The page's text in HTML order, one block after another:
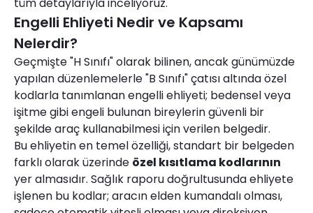
Engelli Ehliyeti Nedir ve Kapsamı
Nelerdir?
Geçmişte "H Sınıfı" olarak bilinen, ancak günümüzde
yapılan düzenlemelerle "B Sınıfı" çatısı altında özel
kodlarla tanımlanan engelli ehliyeti; bedensel veya
işitme gibi engeli bulunan bireylerin güvenli bir
şekilde araç kullanabilmesi için verilen belgedir.
Bu ehliyetin en temel özelliği, standart bir belgeden
farklı olarak üzerinde özel kısıtlama kodlarının
yer almasıdır. Sağlık raporu doğrultusunda ehliyete
işlenen bu kodlar; aracın elden kumandalı olması,